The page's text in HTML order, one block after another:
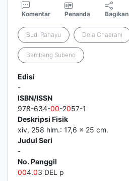
Komentar Penanda Bagikan
Budi Rahayu Dela Chaerani
Bambang Subeno
Edisi
-
ISBN/ISSN
978-634-00-2057-1
Deskripsi Fisik
xiv, 258 hlm.: 17,6 × 25 cm.
Judul Seri
-
No. Panggil
004.03 DEL p